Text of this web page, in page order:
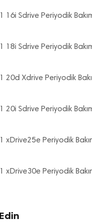
16i Sdrive Periyodik
18i Sdrive Periyodik
20d Xdrive Periyodik
20i Sdrive Periyodik
xDrive25e Periyodik
xDrive30e Periyodik